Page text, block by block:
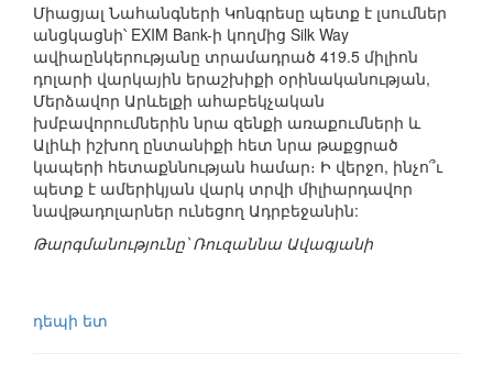
Միացյալ Նահանգների Կոնգրեսը պետք է լսումներ
անցկացնի՝ EXIM Bank-ի կողմից Silk Way
ավիաընկերությանը տրամադրած 419.5 միլիոն
դոլարի վարկային երաշխիքի օրինականության,
Մերձավոր Արևելքի ահաբեկչական
խմբավորումներին նրա զենքի առաքումների և
Ալիևի իշխող ընտանիքի հետ նրա թաքցրած
կապերի հետաքննության համար։ Ի վերջո, ինչո՞ւ
պետք է ամերիկյան վարկ տրվի միլիարդավոր
նավթադոլարներ ունեցող Ադրբեջանին:
Թարգմանությունը՝ Ռուզաննա Ավագյանի
դեպի ետ